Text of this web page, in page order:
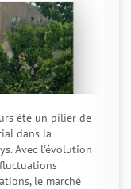
été un pilier de
dans la
Avec l'évolution
le marché